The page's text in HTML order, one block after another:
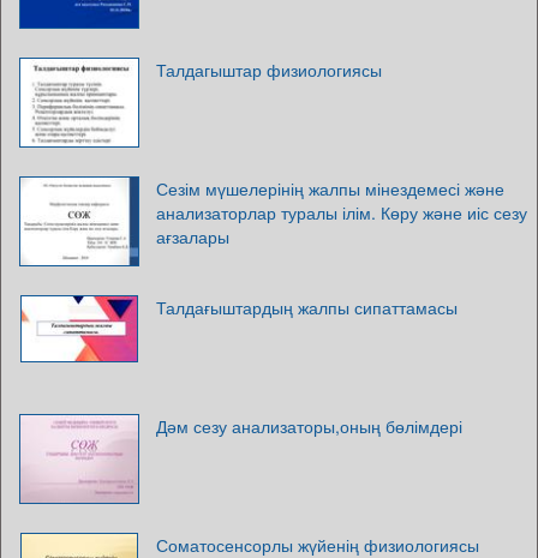
Талдагыштар физиологиясы
Сезім мүшелерінің жалпы мінездемесі және
анализаторлар туралы ілім. Көру және иіс сезу
ағзалары
Талдағыштардың жалпы сипаттамасы
Дәм сезу анализаторы,оның бөлімдері
Соматосенсорлы жүйенің физиологиясы